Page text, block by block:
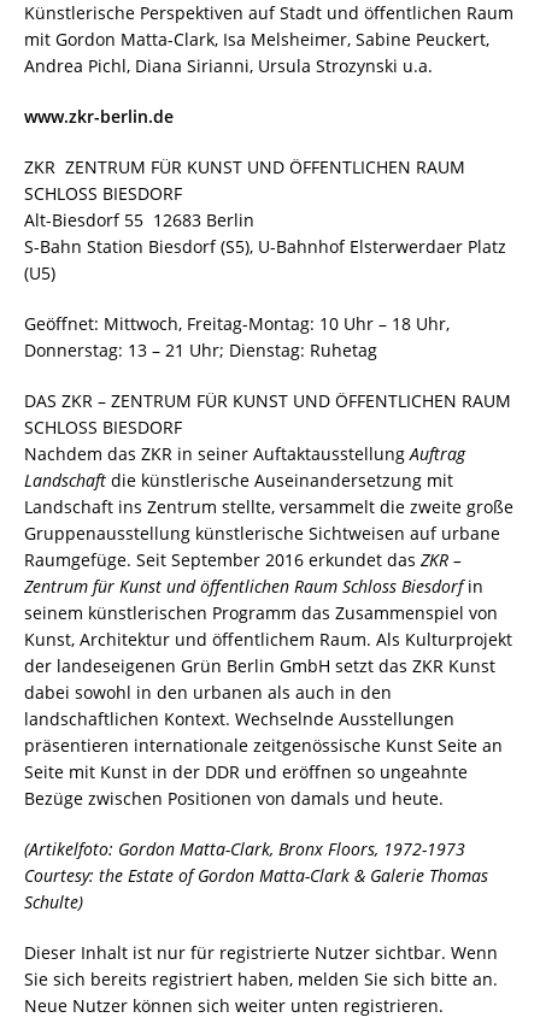
Künstlerische Perspektiven auf Stadt und öffentlichen Raum
mit Gordon Matta-Clark, Isa Melsheimer, Sabine Peuckert,
Andrea Pichl, Diana Sirianni, Ursula Strozynski u.a.
www.zkr-berlin.de
ZKR ZENTRUM FÜR KUNST UND ÖFFENTLICHEN RAUM
SCHLOSS BIESDORF
Alt-Biesdorf 55 12683 Berlin
S-Bahn Station Biesdorf (S5), U-Bahnhof Elsterwerdaer Platz
(U5)
Geöffnet: Mittwoch, Freitag-Montag: 10 Uhr – 18 Uhr,
Donnerstag: 13 – 21 Uhr; Dienstag: Ruhetag
DAS ZKR – ZENTRUM FÜR KUNST UND ÖFFENTLICHEN RAUM
SCHLOSS BIESDORF
Nachdem das ZKR in seiner AuftaktausstellungAuftrag
Landschaft die künstlerische Auseinandersetzung mit
Landschaft ins Zentrum stellte, versammelt die zweite große
Gruppenausstellung künstlerische Sichtweisen auf urbane
Raumgefüge. Seit September 2016 erkundet das ZKR –
Zentrum für Kunst und öffentlichen Raum Schloss Biesdorfin
seinem künstlerischen Programm das Zusammenspiel von
Kunst, Architektur und öffentlichem Raum. Als Kulturprojekt
der landeseigenen Grün Berlin GmbH setzt das ZKR Kunst
dabei sowohl in den urbanen als auch in den
landschaftlichen Kontext. Wechselnde Ausstellungen
präsentieren internationale zeitgenössische Kunst Seite an
Seite mit Kunst in der DDR und eröffnen so ungeahnte
Bezüge zwischen Positionen von damals und heute.
(Artikelfoto: Gordon Matta-Clark, Bronx Floors, 1972-1973
Courtesy: the Estate of Gordon Matta-Clark & Galerie Thomas
Schulte)
Dieser Inhalt ist nur für registrierte Nutzer sichtbar. Wenn
Sie sich bereits registriert haben, melden Sie sich bitte an.
Neue Nutzer können sich weiter unten registrieren.